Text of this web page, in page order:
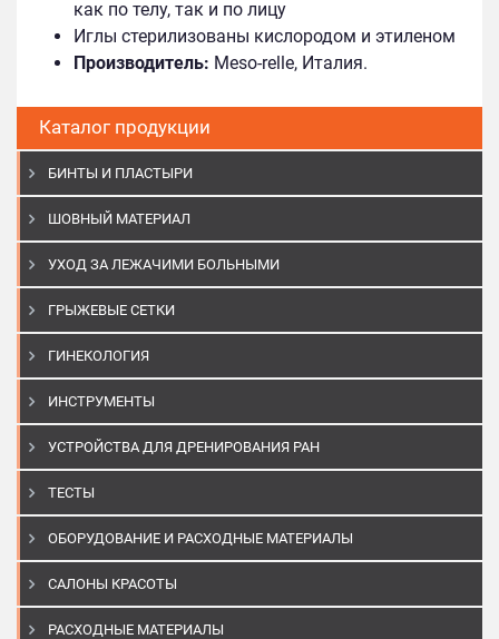
Каталог продукции
БИНТЫ И ПЛАСТЫРИ
ШОВНЫЙ МАТЕРИАЛ
УХОД ЗА ЛЕЖАЧИМИ БОЛЬНЫМИ
ГРЫЖЕВЫЕ СЕТКИ
ГИНЕКОЛОГИЯ
ИНСТРУМЕНТЫ
УСТРОЙСТВА ДЛЯ ДРЕНИРОВАНИЯ РАН
ТЕСТЫ
ОБОРУДОВАНИЕ И РАСХОДНЫЕ МАТЕРИАЛЫ
САЛОНЫ КРАСОТЫ
РАСХОДНЫЕ МАТЕРИАЛЫ
как по телу, так и по лицу
Иглы стерилизованы кислородом и этиленом
Производитель: Meso-relle, Италия.